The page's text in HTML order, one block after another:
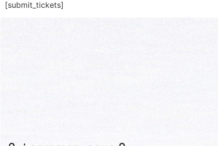
[submit_tickets]